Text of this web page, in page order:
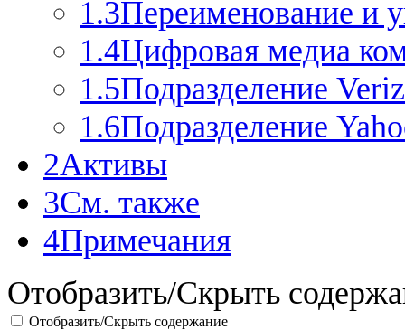
1.3Переименование и
1.4Цифровая медиа
1.5Подразделение
1.6Подразделение
2Активы
3См. также
4Примечания
Отобразить/Скрыть
Отобразить/Скрыть содержание